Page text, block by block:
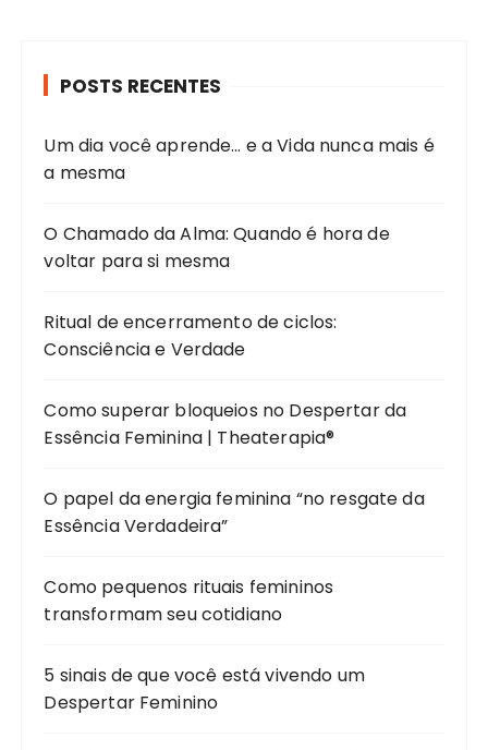
POSTS RECENTES
Um dia você aprende… e a Vida nunca mais é
a mesma
O Chamado da Alma: Quando é hora de
voltar para si mesma
Ritual de encerramento de ciclos:
Consciência e Verdade
Como superar bloqueios no Despertar da
Essência Feminina | Theaterapia®
O papel da energia feminina “no resgate da
Essência Verdadeira”
Como pequenos rituais femininos
transformam seu cotidiano
5 sinais de que você está vivendo um
Despertar Feminino